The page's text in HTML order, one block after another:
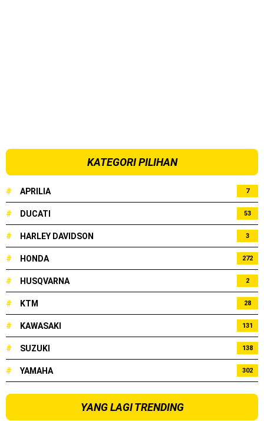
KATEGORI PILIHAN
# APRILIA 7
# DUCATI 53
# HARLEY DAVIDSON 3
# HONDA 272
# HUSQVARNA 2
# KTM 28
# KAWASAKI 131
# SUZUKI 138
# YAMAHA 302
YANG LAGI TRENDING